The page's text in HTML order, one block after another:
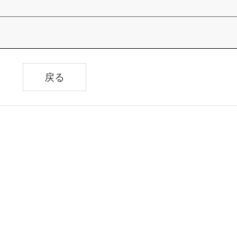
戻る